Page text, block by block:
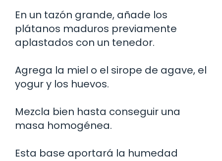
En un tazón grande, añade los
plátanos maduros previamente
aplastados con un tenedor.
Agrega la miel o el sirope de agave, el
yogur y los huevos.
Mezcla bien hasta conseguir una
masa homogénea.
Esta base aportará la humedad